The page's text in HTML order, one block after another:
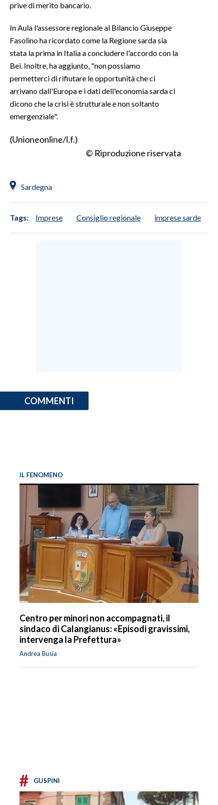
NOTIZIE
EVENTI
#CARAUNIONE
ABBONATI
ANNUNCI
NECROLOGI
prive di merito bancario.
In Aula l'assessore regionale al Bilancio Giuseppe
Fasolino ha ricordato come la Regione sarda sia
stata la prima in Italia a concludere l'accordo con la
Bei. Inoltre, ha aggiunto, "non possiamo
permetterci di rifiutare le opportunità che ci
arrivano dall'Europa e i dati dell'economia sarda ci
dicono che la crisi è strutturale e non soltanto
emergenziale".
(Unioneonline/l.f.)
© Riproduzione riservata
Sardegna
Tags: Imprese Consiglio regionale imprese sarde
COMMENTI
IL FENOMENO
Centro per minori non accompagnati, il
sindaco di Calangianus: «Episodi gravissimi,
intervenga la Prefettura»
Andrea Busia
# GUSPINI